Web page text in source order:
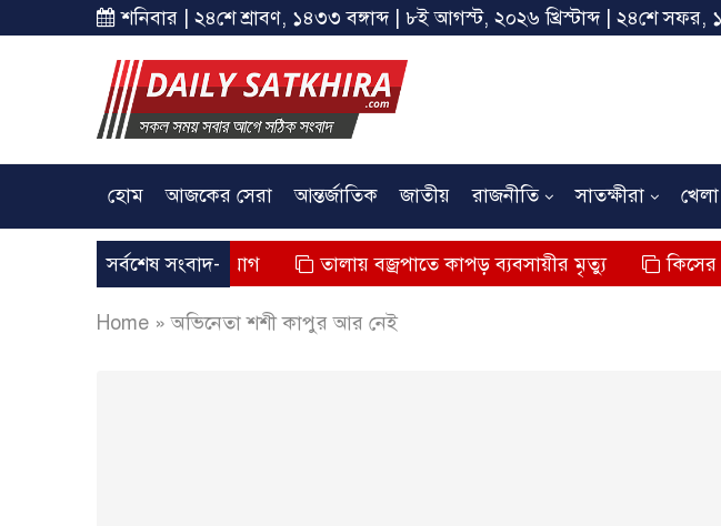
শনিবার | ২৪শে শ্রাবণ, ১৪৩৩ বঙ্গাব্দ | ৮ই আগস্ট, ২০২৬ খ্রিস্টাব্দ | ২৪শে সফর,
হোম আজকের সেরা আন্তর্জাতিক জাতীয় রাজনীতি সাতক্ষীরা খেলা
সর্বশেষ সংবাদ-
মৃত্যুর অভিযোগ তালায় বজ্রপাতে কাপড় ব্যবসায়ীর মৃত্যু কিসের হাসিনা?
Home »অভিনেতা শশী কাপুর আর নেই